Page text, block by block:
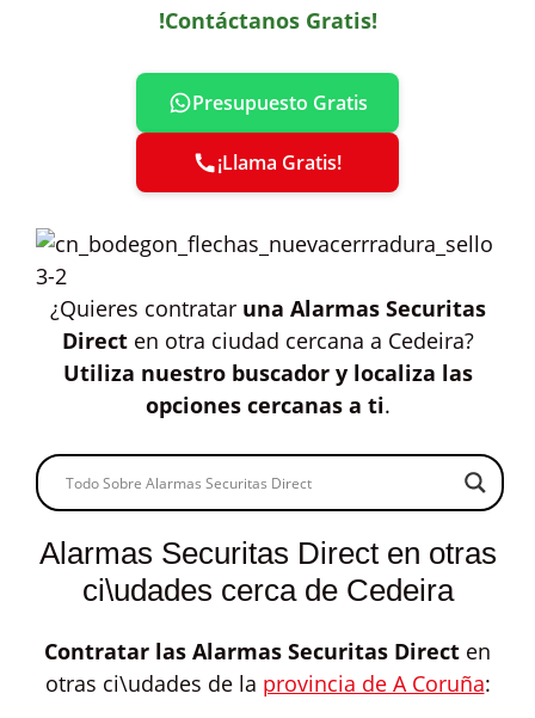
!Contáctanos Gratis!
Presupuesto Gratis
¡Llama Gratis!
¿Quieres contratar una Alarmas Securitas
Directen otra ciudad cercana a Cedeira?
Utiliza nuestro buscador y localiza las
opciones cercanas a ti.
Alarmas Securitas Direct en otras
ci\udades cerca de Cedeira
Contratar las Alarmas Securitas Direct en
otras ci\udades de la provincia de A Coruña: